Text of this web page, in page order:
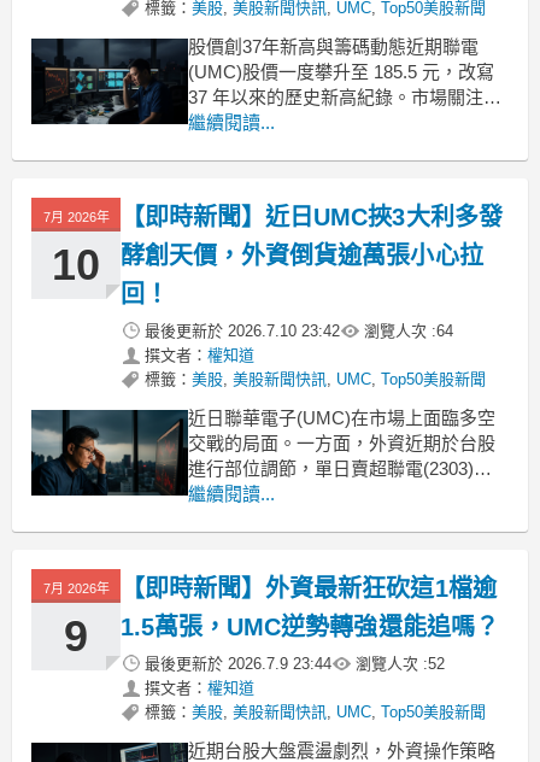
標籤： 美股, 美股新聞快訊, UMC, Top50美股新聞
股價創37年新高與籌碼動態近期聯電
(UMC)股價一度攀升至 185.5 元，改寫
37 年以來的歷史新高紀錄。市場關注支
撐聯電(2303)此次漲勢的核心因素，主
封裝領域的布局針對財務表現，法人預
估其 2026 年每股盈餘中位數約
繼續閱讀...
7月 2026年
10
【即時新聞】近日UMC挾3大利多發
酵創天價，外資倒貨逾萬張小心拉
回！
最後更新於 2026.7.10 23:42 瀏覽人次 :64
撰文者： 權知道
標籤： 美股, 美股新聞快訊, UMC, Top50美股新聞
近日聯華電子(UMC)在市場上面臨多空
交戰的局面。一方面，外資近期於台股
進行部位調節，單日賣超聯電(2303)逾
1.5萬張；另一方面，其股價近期一度飆
(UMC)具備三大核心發展潛力：與英特
爾的策略合作地緣政治發酵帶動的轉單
效
繼續閱讀...
7月 2026年
9
【即時新聞】外資最新狂砍這1檔逾
1.5萬張，UMC逆勢轉強還能追嗎？
最後更新於 2026.7.9 23:44 瀏覽人次 :52
撰文者： 權知道
標籤： 美股, 美股新聞快訊, UMC, Top50美股新聞
近期台股大盤震盪劇烈，外資操作策略